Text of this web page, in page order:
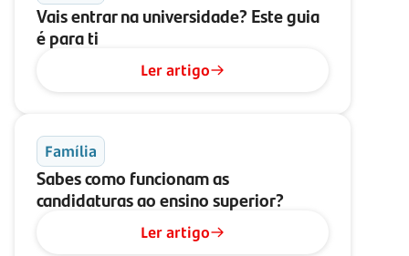
Vais entrar na universidade? Este guia
é para ti
Ler artigo
Família
Sabes como funcionam as
candidaturas ao ensino superior?
Ler artigo